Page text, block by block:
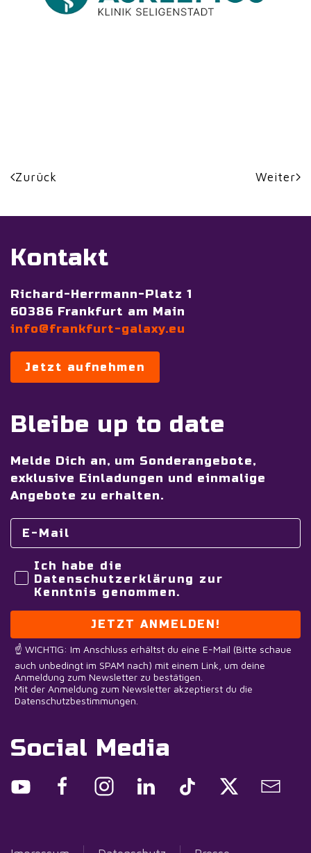
Zurück Weiter
Kontakt
Richard-Herrmann-Platz 1
60386 Frankfurt am Main
info@frankfurt-galaxy.eu
Jetzt aufnehmen
Bleibe up to date
Melde Dich an, um Sonderangebote,
exklusive Einladungen und einmalige
Angebote zu erhalten.
Ich habe die
Datenschutzerklärung zur
Kenntnis genommen.
JETZT ANMELDEN!
☝️ WICHTIG: Im Anschluss erhältst du eine E-Mail (Bitte schaue
auch unbedingt im SPAM nach) mit einem Link, um deine
Anmeldung zum Newsletter zu bestätigen.
Mit der Anmeldung zum Newsletter akzeptierst du die
Datenschutzbestimmungen.
Social Media